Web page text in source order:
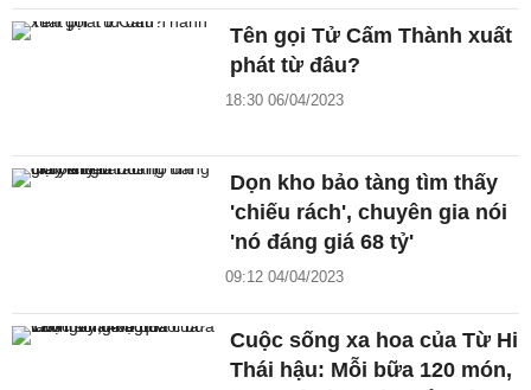
Tên gọi Tử Cấm Thành xuất
phát từ đâu?
18:30 06/04/2023
Dọn kho bảo tàng tìm thấy
'chiếu rách', chuyên gia nói
'nó đáng giá 68 tỷ'
09:12 04/04/2023
Cuộc sống xa hoa của Từ Hi
Thái hậu: Mỗi bữa 120 món,